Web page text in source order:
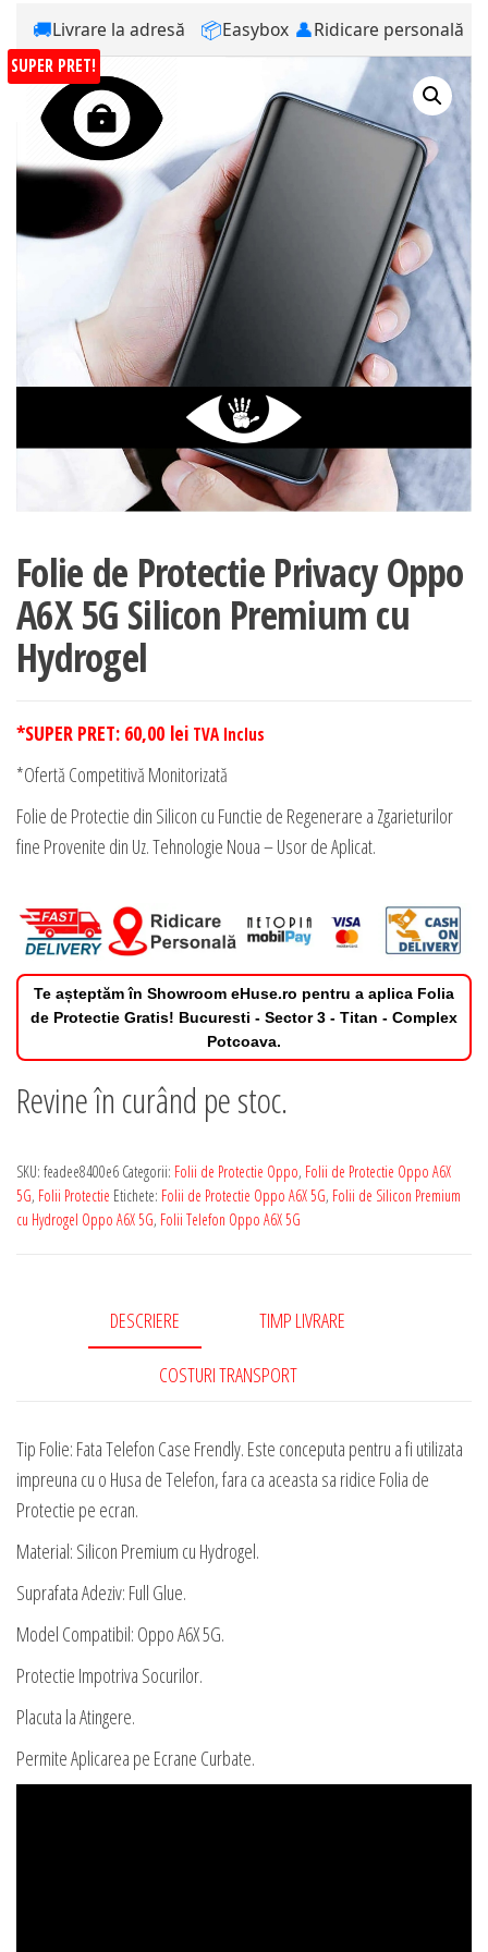
🚚Livrare la adresă 📦Easybox 👤Ridicare personală
SUPER PRET!
Folie de Protectie Privacy Oppo
A6X 5G Silicon Premium cu
Hydrogel
*SUPER PRET: 60,00 lei TVA Inclus
*Ofertă Competitivă Monitorizată
Folie de Protectie din Silicon cu Functie de Regenerare a Zgarieturilor
fine Provenite din Uz. Tehnologie Noua – Usor de Aplicat.
Te așteptăm în Showroom eHuse.ro pentru a aplica Folia
de Protectie Gratis! Bucuresti - Sector 3 - Titan - Complex
Potcoava.
Revine în curând pe stoc.
SKU: feadee8400e6 Categorii: Folii de Protectie Oppo, Folii de Protectie Oppo A6X
5G, Folii Protectie Etichete: Folii de Protectie Oppo A6X 5G, Folii de Silicon Premium
cu Hydrogel Oppo A6X 5G, Folii Telefon Oppo A6X 5G
DESCRIERE TIMP LIVRARE
COSTURI TRANSPORT
Tip Folie: Fata Telefon Case Frendly. Este conceputa pentru a fi utilizata
impreuna cu o Husa de Telefon, fara ca aceasta sa ridice Folia de
Protectie pe ecran.
Material: Silicon Premium cu Hydrogel.
Suprafata Adeziv: Full Glue.
Model Compatibil: Oppo A6X 5G.
Protectie Impotriva Socurilor.
Placuta la Atingere.
Permite Aplicarea pe Ecrane Curbate.